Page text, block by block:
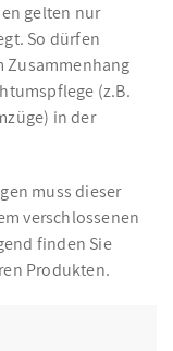
gelten nur
So dürfen
Zusammenhang
(z.B.
in der
muss dieser
verschlossenen
finden Sie
Produkten.